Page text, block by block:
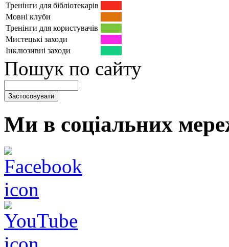
Тренінги для бібліотекарів
Мовні клуби
Тренінги для користувачів
Мистецькі заходи
Інклюзивні заходи
Пошук по сайту
Ми в соціальних